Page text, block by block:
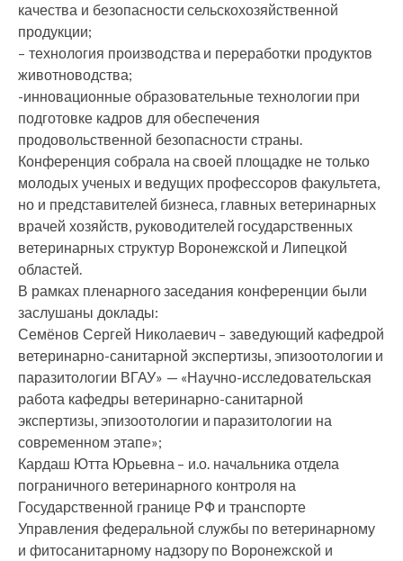
качества и безопасности сельскохозяйственной
продукции;
– технология производства и переработки продуктов
животноводства;
-инновационные образовательные технологии при
подготовке кадров для обеспечения
продовольственной безопасности страны.
Конференция собрала на своей площадке не только
молодых ученых и ведущих профессоров факультета,
но и представителей бизнеса, главных ветеринарных
врачей хозяйств, руководителей государственных
ветеринарных структур Воронежской и Липецкой
областей.
В рамках пленарного заседания конференции были
заслушаны доклады:
Семёнов Сергей Николаевич – заведующий кафедрой
ветеринарно-санитарной экспертизы, эпизоотологии и
паразитологии ВГАУ» — «Научно-исследовательская
работа кафедры ветеринарно-санитарной
экспертизы, эпизоотологии и паразитологии на
современном этапе»;
Кардаш Ютта Юрьевна – и.о. начальника отдела
пограничного ветеринарного контроля на
Государственной границе РФ и транспорте
Управления федеральной службы по ветеринарному
и фитосанитарному надзору по Воронежской и